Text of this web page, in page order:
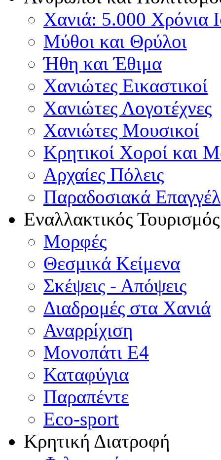
Χανιά: 5.000 Χρόνια
Μύθοι και Θρύλοι
Ήθη και Έθιμα
Χανιώτες Εικαστικοί
Χανιώτες Λογοτέχνες
Χανιώτες Μουσικοί
Κρητικοί Χοροί και
Αρχαίες Πόλεις
Παραδοσιακά
Εναλλακτικός Τουρισμός
Μορφές
Θεσμικά Κείμενα
Σκέψεις - Απόψεις
Διαδρομές στα Χανιά
Αναρρίχιση
Μονοπάτι Ε4
Καταφύγια
Παραπέντε
Eco-sport
Κρητική Διατροφή